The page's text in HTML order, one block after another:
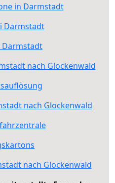
in Darmstadt
Darmstadt
nach Glockenwald
nach Glockenwald
nach Glockenwald